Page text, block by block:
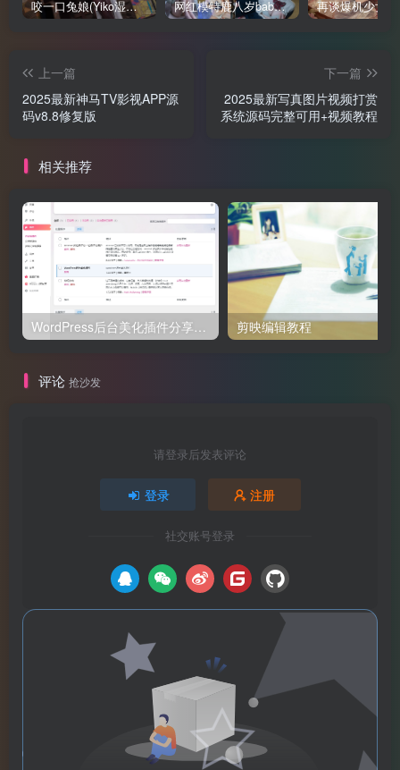
咬一口兔娘(Yiko湿润兔、黏黏团子兔)写真合集下载 网红模特鹿八岁baby写真合集
上一篇
2025最新神马TV影视APP源
码v8.8修复版
下一篇
2025最新写真图片视频打赏
系统源码完整可用+视频教程
相关推荐
WordPress后台美化插件分享-基于子比后台美化插件修改，适用于所有WP后台使用 剪映编辑教程
评论 抢沙发
请登录后发表评论
登录 注册
社交账号登录